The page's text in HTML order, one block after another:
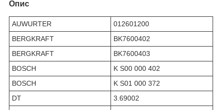
Опис
AUWURTER
012601200
BERGKRAFT
BK7600402
BERGKRAFT
BK7600403
BOSCH
K S00 000 402
BOSCH
K S01 000 372
DT
3.69002